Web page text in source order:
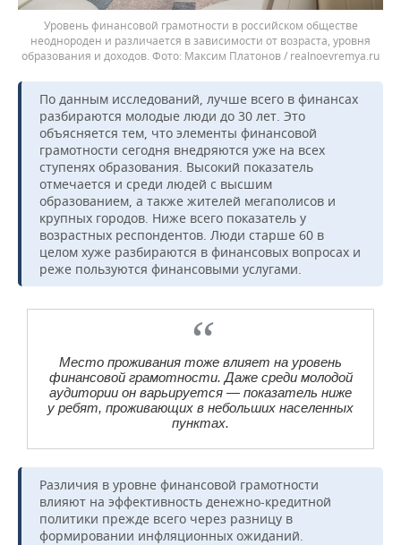
Уровень финансовой грамотности в российском обществе
неоднороден и различается в зависимости от возраста, уровня
образования и доходов.
Максим Платонов / realnoevremya.ru
По данным исследований, лучше всего в финансах
разбираются молодые люди до 30 лет. Это
объясняется тем, что элементы финансовой
грамотности сегодня внедряются уже на всех
ступенях образования. Высокий показатель
отмечается и среди людей с высшим
образованием, а также жителей мегаполисов и
крупных городов. Ниже всего показатель у
возрастных респондентов. Люди старше 60 в
целом хуже разбираются в финансовых вопросах и
реже пользуются финансовыми услугами.
Место проживания тоже влияет на уровень
финансовой грамотности. Даже среди молодой
аудитории он варьируется — показатель ниже
у ребят, проживающих в небольших населенных
пунктах.
Различия в уровне финансовой грамотности
влияют на эффективность денежно-кредитной
политики прежде всего через разницу в
формировании инфляционных ожиданий.